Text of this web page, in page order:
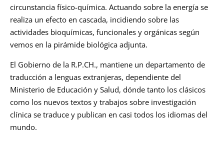
circunstancia físico-química. Actuando sobre la energía se
realiza un efecto en cascada, incidiendo sobre las
actividades bioquímicas, funcionales y orgánicas según
vemos en la pirámide biológica adjunta.
El Gobierno de la R.P.CH., mantiene un departamento de
traducción a lenguas extranjeras, dependiente del
Ministerio de Educación y Salud, dónde tanto los clásicos
como los nuevos textos y trabajos sobre investigación
clínica se traduce y publican en casi todos los idiomas del
mundo.